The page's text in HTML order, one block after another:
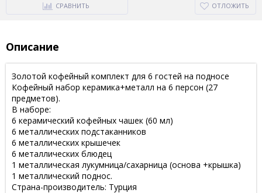
СРАВНИТЬ ОТЛОЖИТЬ
Описание
Золотой кофейный комплект для 6 гостей на подносе
Кофейный набор керамика+металл на 6 персон (27
предметов).
В наборе:
6 керамический кофейных чашек (60 мл)
6 металлических подстаканников
6 металлических крышечек
6 металлических блюдец
1 металлическая лукумница/сахарница (основа +крышка)
1 металлический поднос.
Страна-производитель: Турция